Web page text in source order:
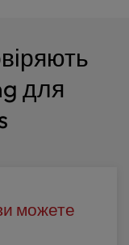
для
можете